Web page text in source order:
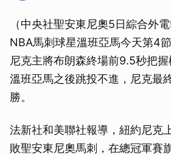
（中央社聖安東尼奧5日綜合外
NBA馬刺球星溫班亞馬今天第4
尼克主將布朗森終場前9.5秒把握
溫班亞馬之後跳投不進，尼克最
勝。
法新社和美聯社報導，紐約尼克
敗聖安東尼奧馬刺，在總冠軍賽